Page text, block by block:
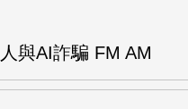
與AI詐騙 FM AM